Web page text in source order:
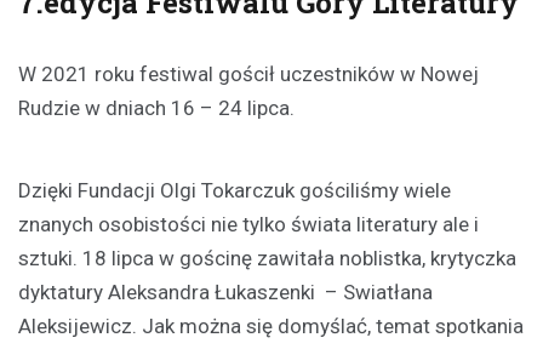
W 2021 roku festiwal gościł uczestników w Nowej
Rudzie w dniach 16 – 24 lipca.
Dzięki Fundacji Olgi Tokarczuk gościliśmy wiele
znanych osobistości nie tylko świata literatury ale i
sztuki. 18 lipca w gościnę zawitała noblistka, krytyczka
dyktatury Aleksandra Łukaszenki – Swiatłana
Aleksijewicz. Jak można się domyślać, temat spotkania